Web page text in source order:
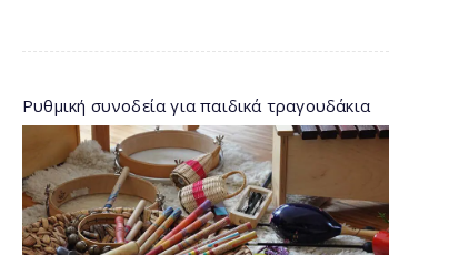
Ρυθμική συνοδεία για παιδικά τραγουδάκια